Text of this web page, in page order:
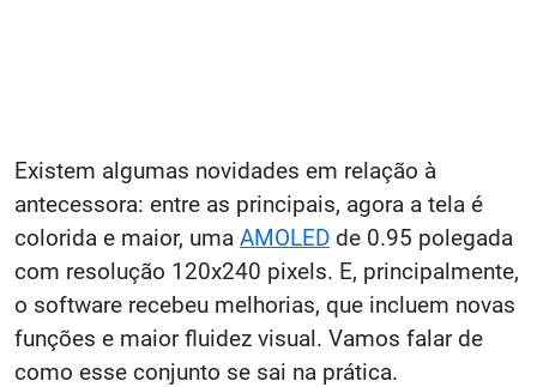
Existem algumas novidades em relação à
antecessora: entre as principais, agora a tela é
colorida e maior, uma AMOLED de 0.95 polegada
com resolução 120x240 pixels. E, principalmente,
o software recebeu melhorias, que incluem novas
funções e maior fluidez visual. Vamos falar de
como esse conjunto se sai na prática.